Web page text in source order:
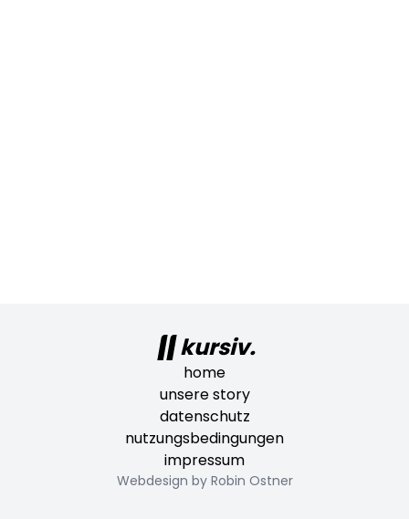
kursiv.
home
unsere story
datenschutz
nutzungsbedingungen
impressum
Webdesign by Robin Ostner